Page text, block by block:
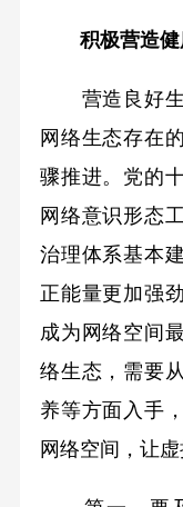
积极营造健
营造良好生
网络生态存在
骤推进。党的
网络意识形态
治理体系基本
正能量更加强
成为网络空间
络生态，需要
养等方面入手
网络空间，让